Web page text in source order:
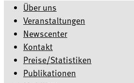
Über uns
Veranstaltungen
Newscenter
Kontakt
Preise/Statistiken
Publikationen